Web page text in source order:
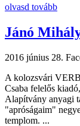
olvasd tovább
Jánó
2016 június 28.
A kolozsvári
Csaba felelős
Alapítvány anyagi
"apróságaim"
templom. ...